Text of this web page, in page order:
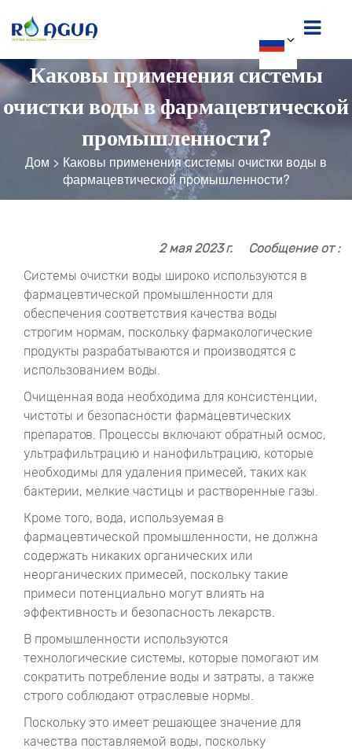
Каковы применения системы
очистки воды в фармацевтической
промышленности?
Дом > Каковы применения системы очистки воды в
фармацевтической промышленности?
2 мая 2023 г.
Сообщение от :
Системы очистки воды широко используются в
фармацевтической промышленности для
обеспечения соответствия качества воды
строгим нормам, поскольку фармакологические
продукты разрабатываются и производятся с
использованием воды.
Очищенная вода необходима для консистенции,
чистоты и безопасности фармацевтических
препаратов. Процессы включают обратный осмос,
ультрафильтрацию и нанофильтрацию, которые
необходимы для удаления примесей, таких как
бактерии, мелкие частицы и растворенные газы.
Кроме того, вода, используемая в
фармацевтической промышленности, не должна
содержать никаких органических или
неорганических примесей, поскольку такие
примеси потенциально могут влиять на
эффективность и безопасность лекарств.
В промышленности используются
технологические системы, которые помогают им
сократить потребление воды и затраты, а также
строго соблюдают отраслевые нормы.
Поскольку это имеет решающее значение для
качества поставляемой воды, поскольку